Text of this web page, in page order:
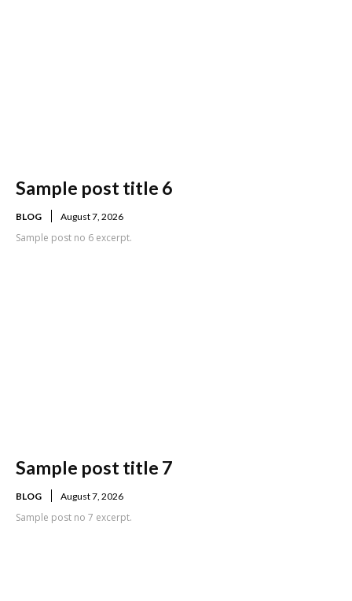
Sample post title 6
BLOG August 7, 2026
Sample post no 6 excerpt.
Sample post title 7
BLOG August 7, 2026
Sample post no 7 excerpt.